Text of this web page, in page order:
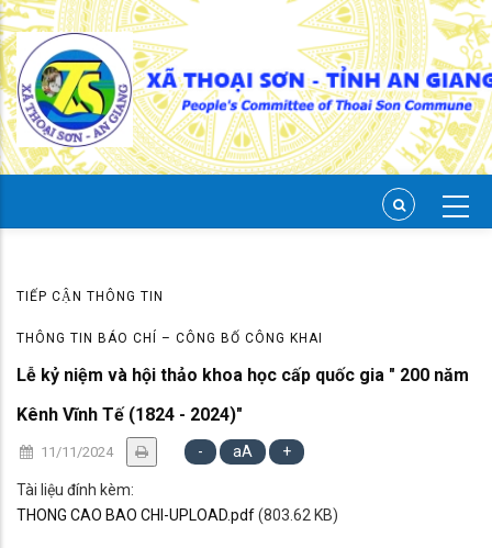
Skip
to
main
content
TIẾP CẬN THÔNG TIN
THÔNG TIN BÁO CHÍ – CÔNG BỐ CÔNG KHAI
Lễ kỷ niệm và hội thảo khoa học cấp quốc gia " 200 năm
Kênh Vĩnh Tế (1824 - 2024)"
11/11/2024 - aA +
Tài liệu đính kèm:
THONG CAO BAO CHI-UPLOAD.pdf(803.62 KB)